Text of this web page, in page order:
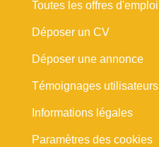
Toutes les offres d'emploi
Déposer un CV
Déposer une annonce
Témoignages utilisateurs
Informations légales
Paramètres des cookies